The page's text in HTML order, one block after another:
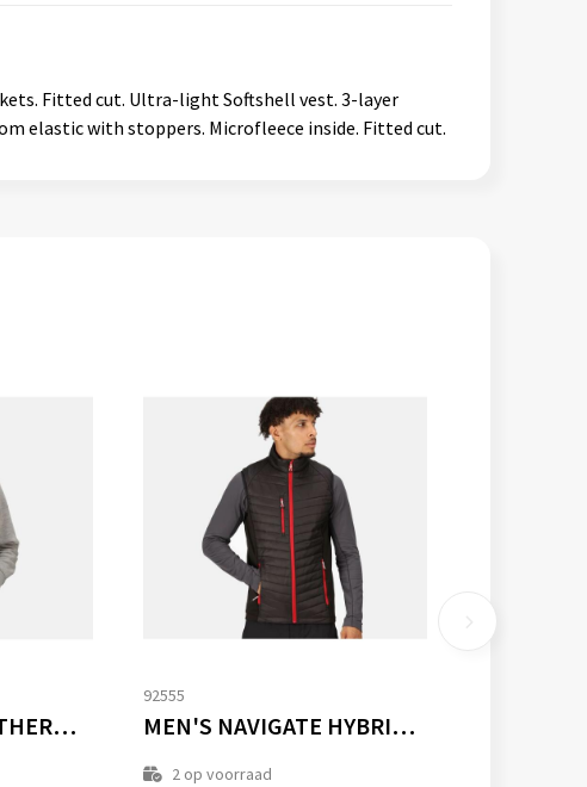
Fitted cut. Ultra-light Softshell vest. 3-layer
elastic with stoppers. Microfleece inside. Fitted cut.
MEN'S NAVIGATE THERMAL BODYWARMER
92555
MEN'S NAVIGATE HYBRID BODYWARMER
2 op voorraad